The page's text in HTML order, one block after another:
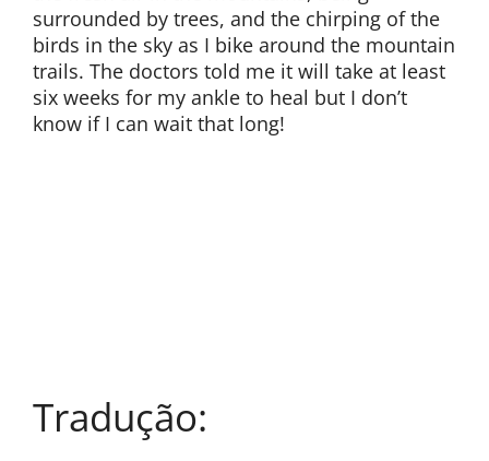
surrounded by trees, and the chirping of the
birds in the sky as I bike around the mountain
trails. The doctors told me it will take at least
six weeks for my ankle to heal but I don’t
know if I can wait that long!
Tradução: